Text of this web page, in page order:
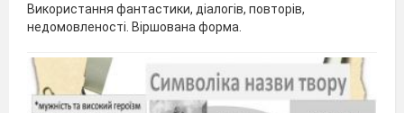
Використання фантастики, діалогів, повторів,
недомовленості. Віршована форма.